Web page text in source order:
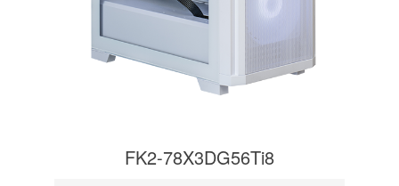
FK2-78X3DG56Ti8